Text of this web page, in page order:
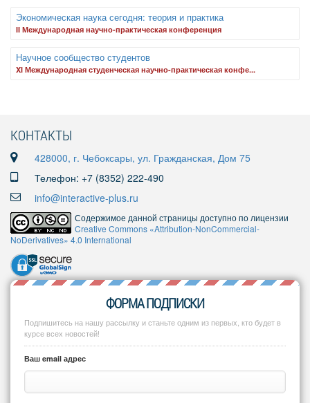
Экономическая наука сегодня: теория и практика
II Международная научно-практическая конференция
Научное сообщество студентов
XI Международная студенческая научно-практическая конфе...
КОНТАКТЫ
428000, г. Чебоксары, ул. Гражданская, Дом 75
Телефон: +7 (8352) 222-490
info@interactive-plus.ru
Содержимое данной страницы доступно по лицензии
Creative Commons «Attribution-NonCommercial-
NoDerivatives» 4.0 International
ФОРМА ПОДПИСКИ
Подпишитесь на нашу рассылку и станьте одним из первых, кто будет в
курсе всех новостей!
Ваш email адрес